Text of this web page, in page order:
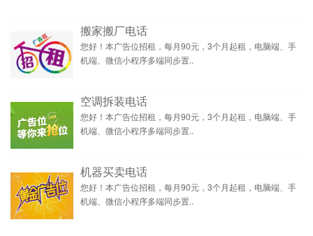
搬家搬厂电话
您好！本广告位招租，每月90元，3个月起租，电脑端、手
机端、微信小程序多端同步置..
空调拆装电话
您好！本广告位招租，每月90元，3个月起租，电脑端、手
机端、微信小程序多端同步置..
机器买卖电话
您好！本广告位招租，每月90元，3个月起租，电脑端、手
机端、微信小程序多端同步置..